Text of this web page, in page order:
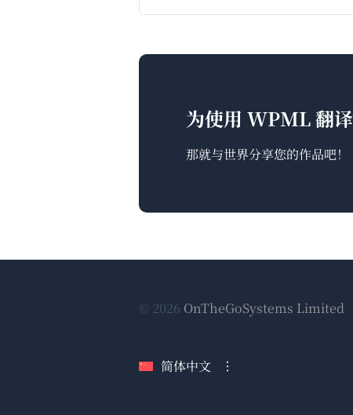
为使用 WPML 翻
那就与世界分享您的作品吧！
© 2026 OnTheGoSystems Limited
简体中文